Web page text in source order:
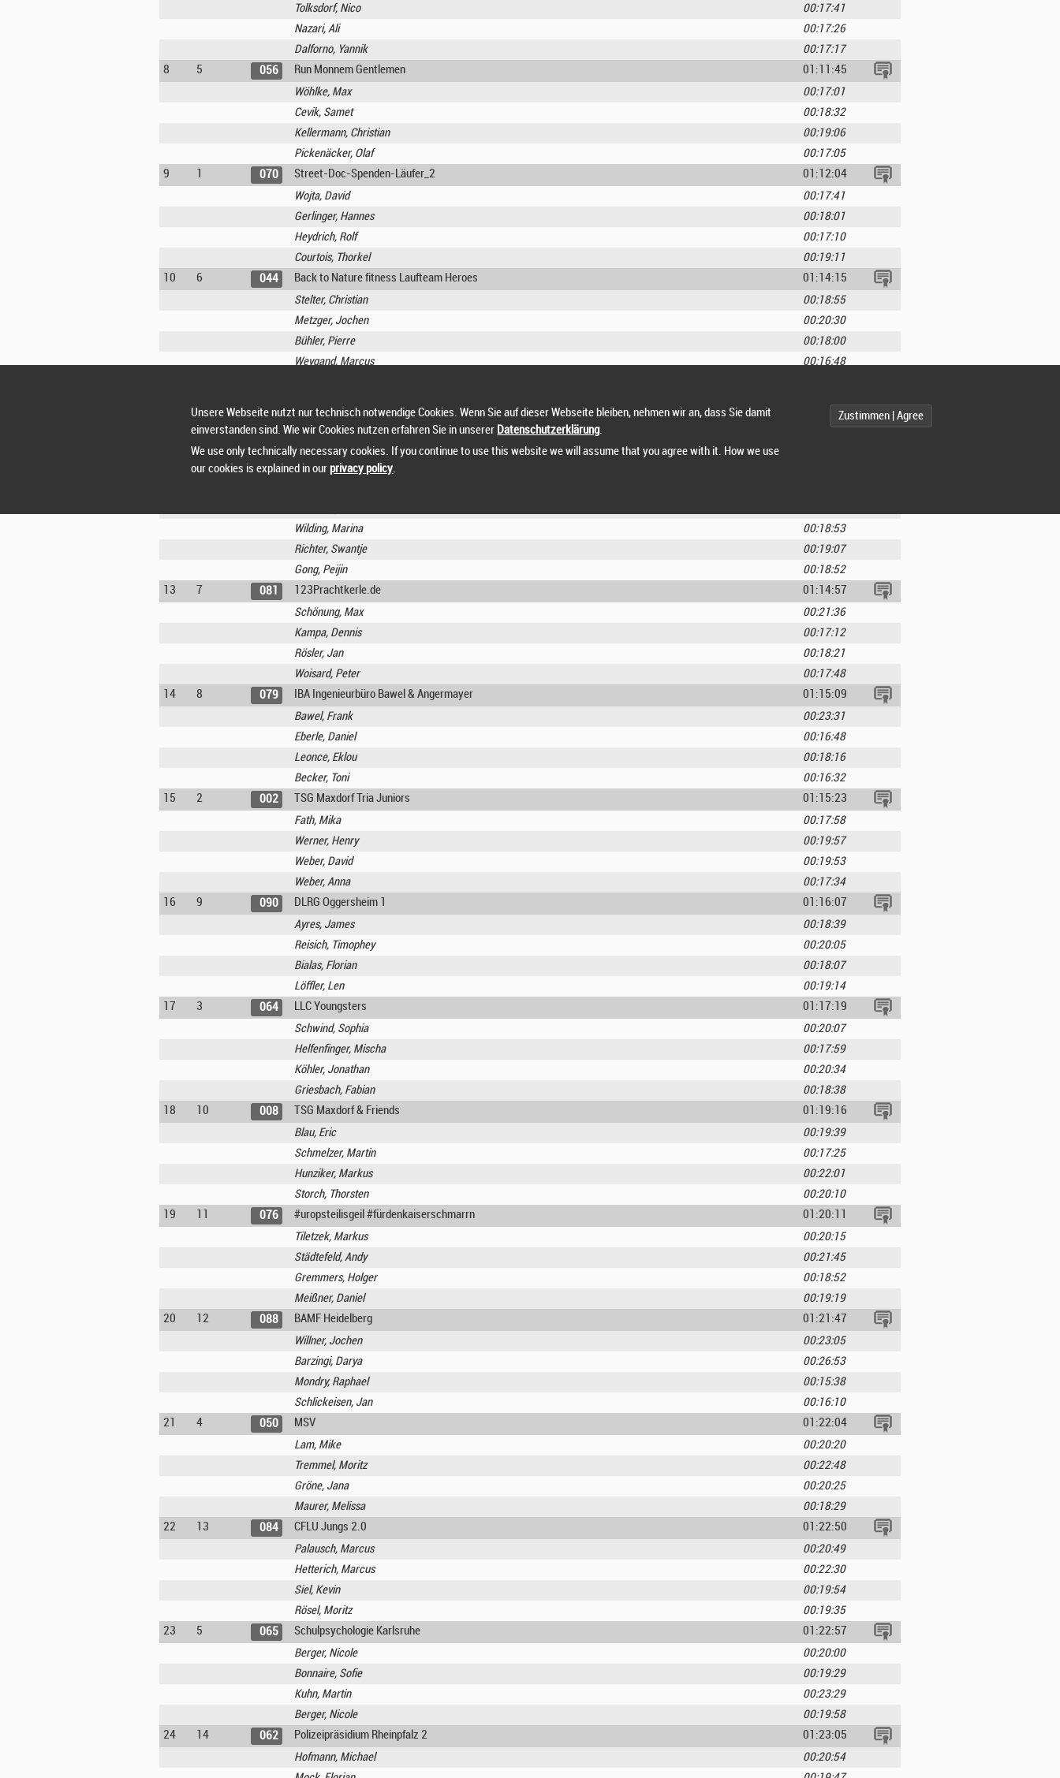
Tolksdorf, Nico
00:17:41
Nazari, Ali
00:17:26
Dalforno, Yannik
00:17:17
8
5 056 Run Monnem Gentlemen
01:11:45
Wöhlke, Max
00:17:01
Cevik, Samet
00:18:32
Kellermann, Christian
00:19:06
Pickenäcker, Olaf
00:17:05
9
1 070 Street-Doc-Spenden-Läufer_2
01:12:04
Wojta, David
00:17:41
Gerlinger, Hannes
00:18:01
Heydrich, Rolf
00:17:10
Courtois, Thorkel
00:19:11
10
6 044 Back to Nature fitness Laufteam Heroes
01:14:15
Stelter, Christian
00:18:55
Metzger, Jochen
00:20:30
Bühler, Pierre
00:18:00
Weygand, Marcus
00:16:48
00:26:50
Kossmann, Alicia
00:14:49
Kossmann, Moritz
Kossmann, Valentin
Wilding, Marina
00:18:53
Richter, Swantje
00:19:07
Gong, Peijin
00:18:52
13
7 081 123Prachtkerle.de
01:14:57
Schönung, Max
00:21:36
Kampa, Dennis
00:17:12
Rösler, Jan
00:18:21
Woisard, Peter
00:17:48
14
8 079 IBA Ingenieurbüro Bawel & Angermayer
01:15:09
Bawel, Frank
00:23:31
Eberle, Daniel
00:16:48
Leonce, Eklou
00:18:16
Becker, Toni
00:16:32
15
2 002 TSG Maxdorf Tria Juniors
01:15:23
Fath, Mika
00:17:58
Werner, Henry
00:19:57
Weber, David
00:19:53
Weber, Anna
00:17:34
16
9 090 DLRG Oggersheim 1
01:16:07
Ayres, James
00:18:39
Reisich, Timophey
00:20:05
Bialas, Florian
00:18:07
Löffler, Len
00:19:14
17
3 064 LLC Youngsters
01:17:19
Schwind, Sophia
00:20:07
Helfenfinger, Mischa
00:17:59
Köhler, Jonathan
00:20:34
Griesbach, Fabian
00:18:38
18
10 008 TSG Maxdorf & Friends
01:19:16
Blau, Eric
00:19:39
Schmelzer, Martin
00:17:25
Hunziker, Markus
00:22:01
Storch, Thorsten
00:20:10
19
11 076 #uropsteilisgeil #fürdenkaiserschmarrn
01:20:11
Tiletzek, Markus
00:20:15
Städtefeld, Andy
00:21:45
Gremmers, Holger
00:18:52
Meißner, Daniel
00:19:19
20
12 088 BAMF Heidelberg
01:21:47
Willner, Jochen
00:23:05
Barzingi, Darya
00:26:53
Mondry, Raphael
00:15:38
Schlickeisen, Jan
00:16:10
21
4 050 MSV
01:22:04
Lam, Mike
00:20:20
Tremmel, Moritz
00:22:48
Gröne, Jana
00:20:25
Maurer, Melissa
00:18:29
22
13 084 CFLU Jungs 2.0
01:22:50
Palausch, Marcus
00:20:49
Hetterich, Marcus
00:22:30
Siel, Kevin
00:19:54
Rösel, Moritz
00:19:35
23
5 065 Schulpsychologie Karlsruhe
01:22:57
Berger, Nicole
00:20:00
Bonnaire, Sofie
00:19:29
Kuhn, Martin
00:23:29
Berger, Nicole
00:19:58
24
14 062 Polizeipräsidium Rheinpfalz 2
01:23:05
Hofmann, Michael
00:20:54
Zustimmen | Agree
Unsere Webseite nutzt nur technisch notwendige Cookies. Wenn Sie auf dieser Webseite bleiben, nehmen wir an, dass Sie damit
einverstanden sind. Wie wir Cookies nutzen erfahren Sie in unserer Datenschutzerklärung.
We use only technically necessary cookies. If you continue to use this website we will assume that you agree with it. How we use
our cookies is explained in ourprivacy policy.